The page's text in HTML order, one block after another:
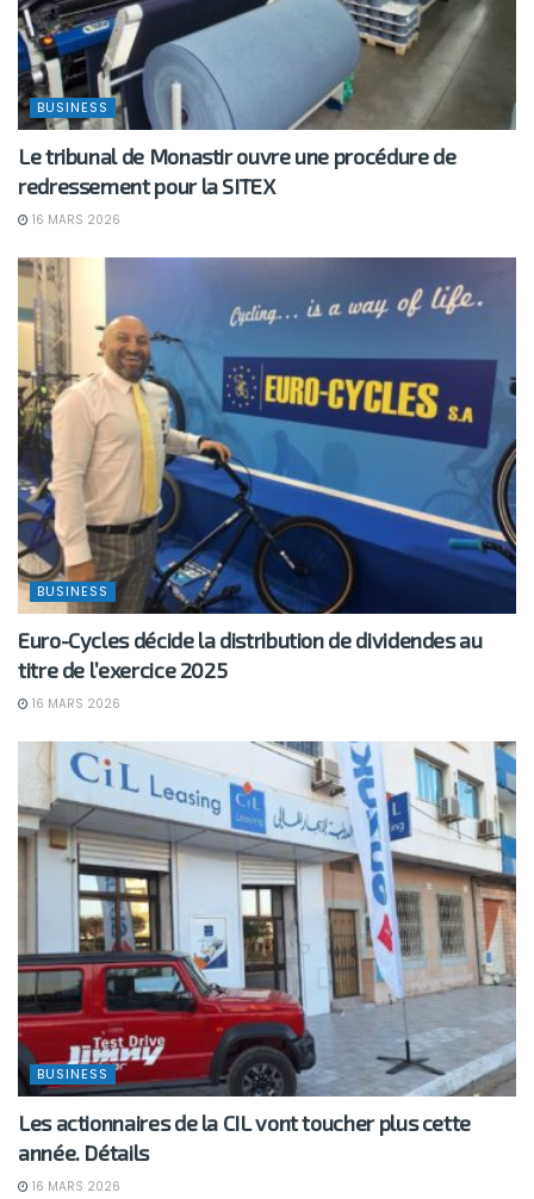
BUSINESS
Le tribunal de Monastir ouvre une procédure de
redressement pour la SITEX
16 MARS 2026
BUSINESS
Euro-Cycles décide la distribution de dividendes au
titre de l’exercice 2025
16 MARS 2026
BUSINESS
Les actionnaires de la CIL vont toucher plus cette
année. Détails
16 MARS 2026